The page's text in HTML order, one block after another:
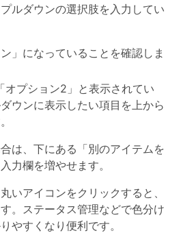
ルダウンの選択肢を入力してい
」になっていることを確認しま
オプション2」と表示されてい
ウンに表示したい項目を上から
は、下にある「別のアイテムを
力欄を増やせます。
いアイコンをクリックすると、
。ステータス管理などで色分け
やすくなり便利です。